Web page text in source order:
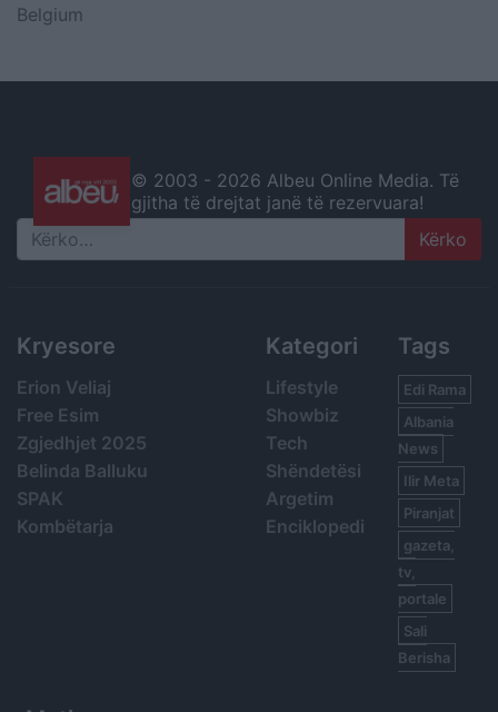
Belgium
© 2003 - 2026 Albeu Online Media. Të
gjitha të drejtat janë të rezervuara!
Search
Kryesore
Erion Veliaj
Free Esim
Zgjedhjet 2025
Belinda Balluku
SPAK
Kombëtarja
Kategori
Lifestyle
Showbiz
Tech
Shëndetësi
Argetim
Enciklopedi
Tags
Edi Rama
Albania
News
Ilir Meta
Piranjat
gazeta,
tv,
portale
Sali
Berisha